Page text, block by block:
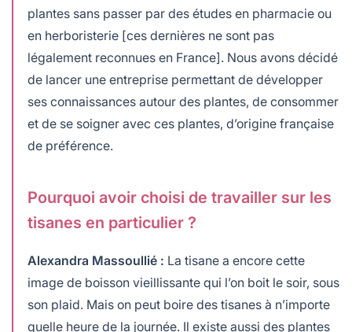
plantes sans passer par des études en pharmacie ou
en herboristerie [ces dernières ne sont pas
légalement reconnues en France]. Nous avons décidé
de lancer une entreprise permettant de développer
ses connaissances autour des plantes, de consommer
et de se soigner avec ces plantes, d’origine française
de préférence.
Pourquoi avoir choisi de travailler sur les
tisanes en particulier ?
Alexandra Massoullié : La tisane a encore cette
image de boisson vieillissante qui l’on boit le soir, sous
son plaid. Mais on peut boire des tisanes à n’importe
quelle heure de la journée. Il existe aussi des plantes